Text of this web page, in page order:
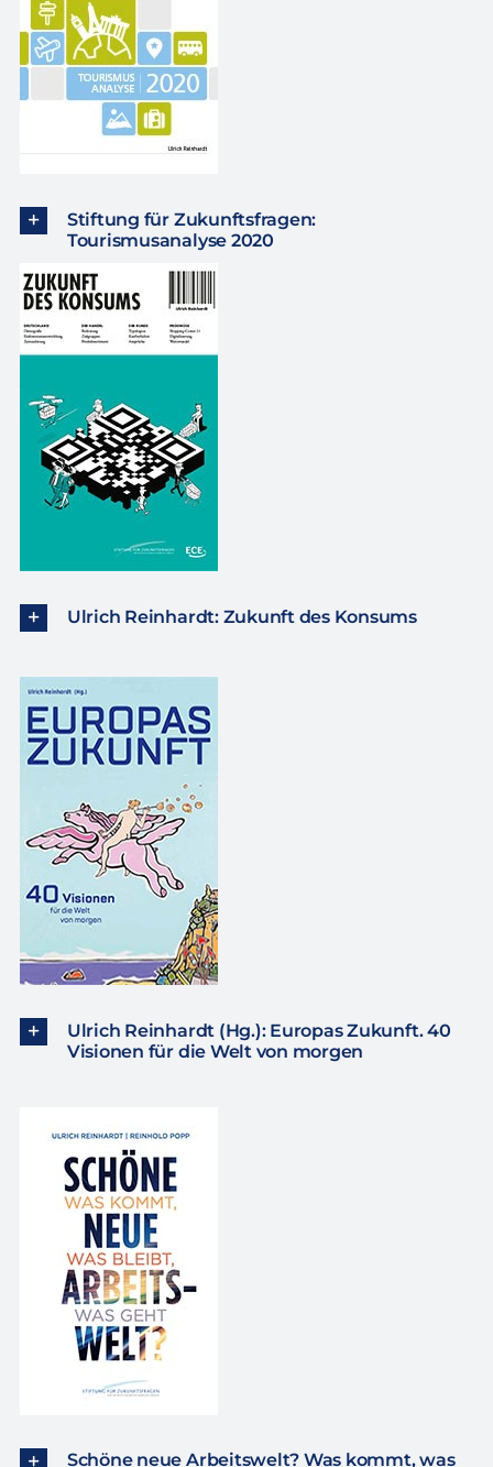
Stiftung für Zukunftsfragen:
Tourismusanalyse 2020
Ulrich Reinhardt: Zukunft des Konsums
Ulrich Reinhardt (Hg.): Europas Zukunft. 40
Visionen für die Welt von morgen
Schöne neue Arbeitswelt? Was kommt, was